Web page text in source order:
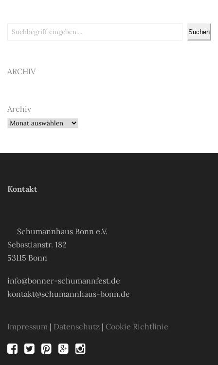
Suchen Suchen
ARCHIV
Archiv
Kontakt
Schumannhaus Bonn e.V.
Sebastianstr. 182
53115 Bonn
info@bonner-schumannfest.de
kontakt@schumannhaus-bonn.de
Impressum | Datenschutz | Cookie Richtlinie